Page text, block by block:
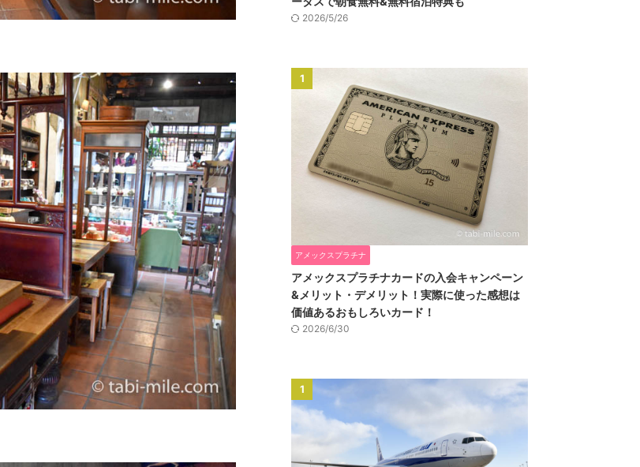
2026/5/26
1
アメックスプラチナ
アメックスプラチナカードの入会キャンペーン
&メリット・デメリット！実際に使った感想は
価値あるおもしろいカード！
2026/6/30
1